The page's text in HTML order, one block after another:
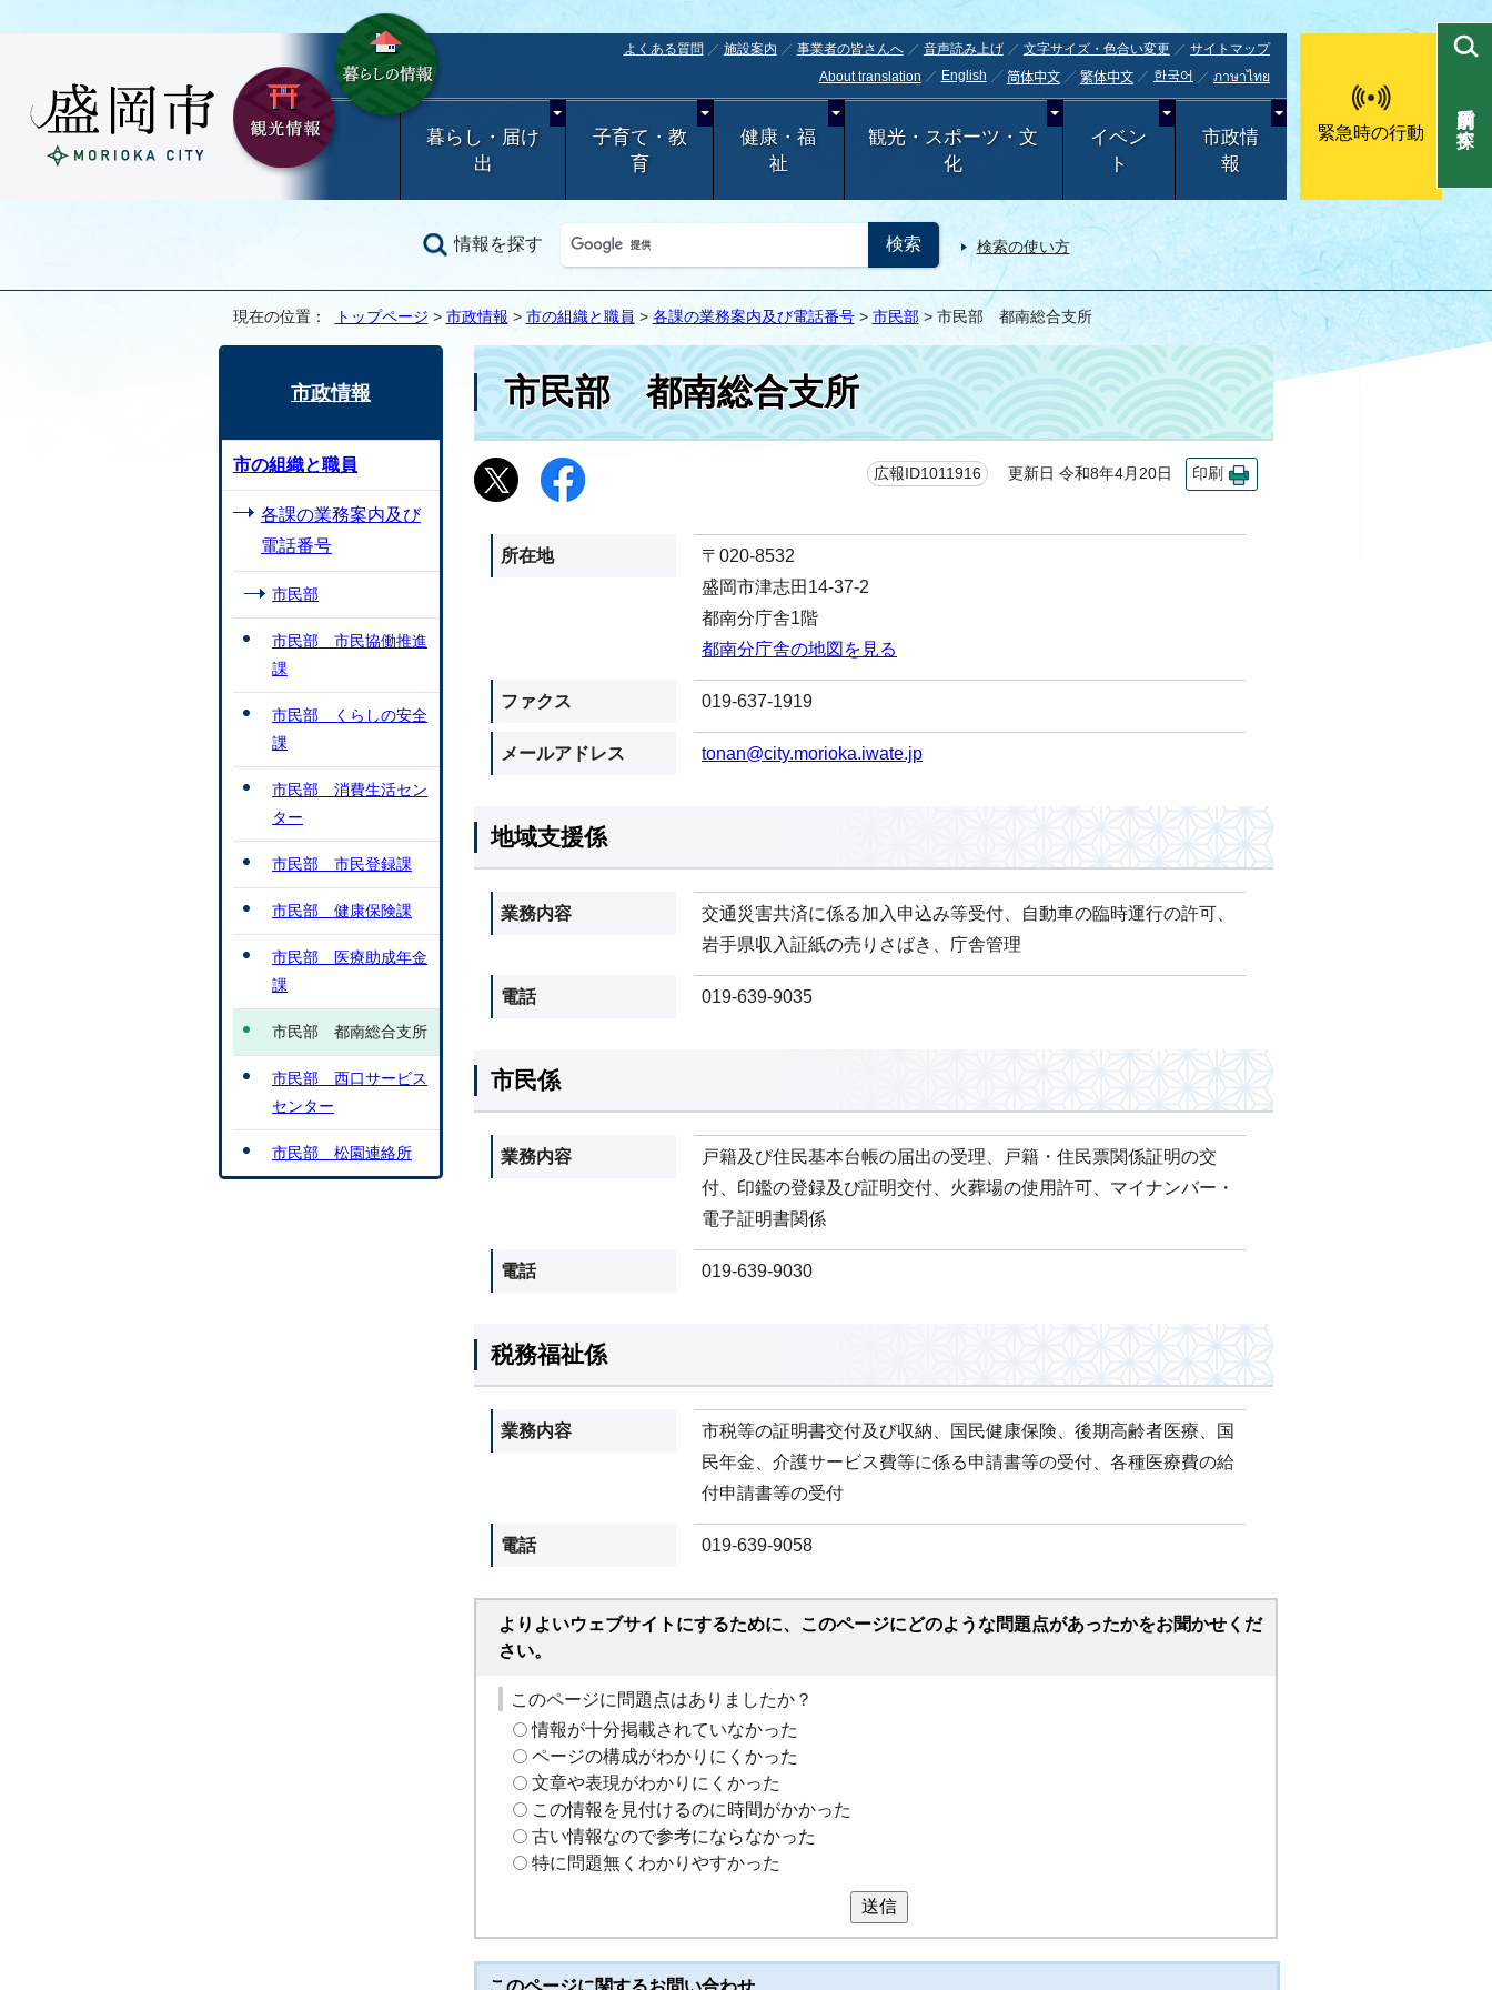
よくある質問 施設案内 事業者の皆さんへ 音声読み上げ 文字サイズ・色合い変更
サイトマップ
About translation
English 简体中文 繁体中文 한국어 ภาษาไทย
暮らし・届け
出
子育て・教
育
健康・福
祉
観光・スポーツ・文
化
イベン
ト
市政情
報
緊急時の行動
情報を探す 検索の使い方
目的別で探す
現在の位置： トップページ > 市政情報 > 市の組織と職員 > 各課の業務案内及び電話番号> 市民部> 市民部 都南総合支所
市民部 都南総合支所
広報ID1011916 更新日 令和8年4月20日 印刷
所在地
〒020-8532
盛岡市津志田14-37-2
都南分庁舎1階
都南分庁舎の地図を見る
ファクス 019-637-1919
メールアドレス tonan@city.morioka.iwate.jp
地域支援係
業務内容
交通災害共済に係る加入申込み等受付、自動車の臨時運行の許可、
岩手県収入証紙の売りさばき、庁舎管理
電話 019-639-9035
市民係
業務内容
戸籍及び住民基本台帳の届出の受理、戸籍・住民票関係証明の交
付、印鑑の登録及び証明交付、火葬場の使用許可、マイナンバー・
電子証明書関係
電話 019-639-9030
税務福祉係
業務内容
市税等の証明書交付及び収納、国民健康保険、後期高齢者医療、国
民年金、介護サービス費等に係る申請書等の受付、各種医療費の給
付申請書等の受付
電話 019-639-9058
よりよいウェブサイトにするために、このページにどのような問題点があったかをお聞かせくだ
さい。
このページに問題点はありましたか？
情報が十分掲載されていなかった
ページの構成がわかりにくかった
文章や表現がわかりにくかった
この情報を見付けるのに時間がかかった
古い情報なので参考にならなかった
特に問題無くわかりやすかった
送信
このページに関するお問い合わせ
市政情報
市の組織と職員
各課の業務案内及び
電話番号
市民部
市民部 市民協働推進
課
市民部 くらしの安全
課
市民部 消費生活セン
ター
市民部 市民登録課
市民部 健康保険課
市民部 医療助成年金
課
市民部 都南総合支所
市民部 西口サービス
センター
市民部 松園連絡所